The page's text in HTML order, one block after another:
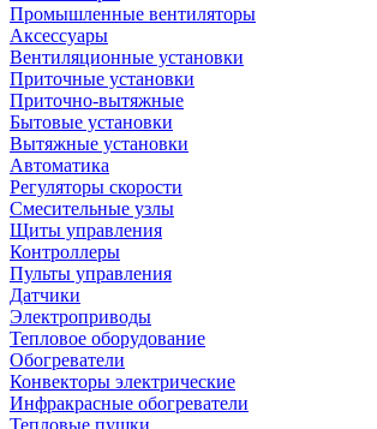
Промышленные вентиляторы
Аксессуары
Вентиляционные установки
Приточные установки
Приточно-вытяжные
Бытовые установки
Вытяжные установки
Автоматика
Регуляторы скорости
Смесительные узлы
Щиты управления
Контроллеры
Пульты управления
Датчики
Электроприводы
Тепловое оборудование
Обогреватели
Конвекторы электрические
Инфракрасные обогреватели
Тепловые пушки